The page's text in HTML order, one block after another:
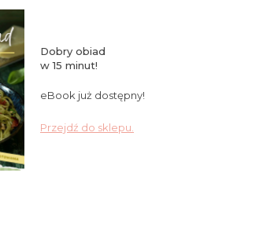
Dobry obiad
w 15 minut!
eBook już dostępny!
Przejdź do sklepu.